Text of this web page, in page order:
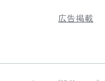
広告掲載